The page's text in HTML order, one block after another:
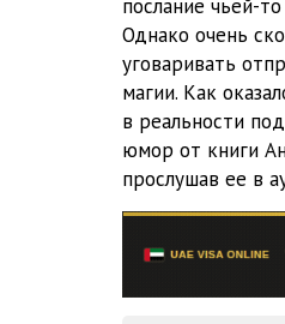
010
011
012
014
послание чьей-
Однако очень
уговаривать
магии. Как
в реальности
юмор от книги
прослушав ее в